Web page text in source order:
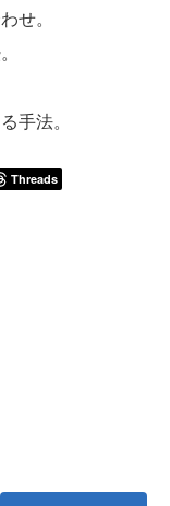
せ。
手法。
Threads